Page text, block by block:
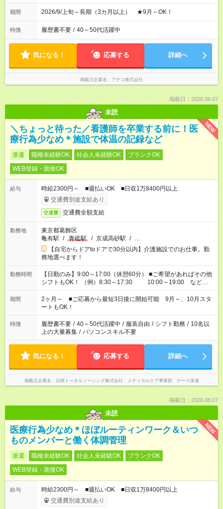
期間 2026/9/上旬～長期（3カ月以上） ★9月～OK！
特徴 履歴書不要 / 40～50代活躍中
気になる！ 応募する 詳細へ
掲載元企業名 アデコ株式会社
掲載日：2026.08.07
未読
NEW
＼ちょっと待った／看護師を卒業する前に！医
療行為少なめ＊施設で体温の記録など
派遣 職種未経験OK 社会人未経験OK
ブランクOK
WEB登録・面接OK
給与
時給2300円～ ■週払いOK ■日収1万8400円以上
交通費別途支給あり
交通費 交通費全額支給
勤務地
東京都葛飾区
亀有駅 / 青砥駅 / 京成高砂駅 / …
【自宅からドアtoドアで30分以内】介護施設でのお仕事。勤
務地選べます！
勤務時間
【日勤のみ】9:00～17:00（休憩60分） ■ご希望があればその他
シフトもOK！ （例）8:30～17:30 10:00～19:00 など
「家族とお休みを合わせたい」 「できれば残業はしたくない」
など、あなたのご希望に沿ったお仕事をご紹介します！ ※Wワ
ーク希望の方へ 今ご覧のお仕事で希望する勤務時間と、もう1つ
のお仕事の勤務時間。 合計で週40時間を超える場合は応募でき
ません
期間
2ヶ月～ ■ご応募から最短3日後に開始可能 9月～、10月スタ
ートもOK！
特徴 履歴書不要 / 40～50代活躍中 / 服装自由 / シフト勤務 / 10名以
上の大量募集 / パソコンスキル不要
気になる！ 応募する 詳細へ
掲載元企業名 日研トータルソーシング株式会社 メディカルケア事業部 ナース派遣
掲載日：2026.08.07
未読
NEW
医療行為少なめ＊ほぼルーティンワーク＆いつ
ものメンバーと働く体調管理
派遣 職種未経験OK 社会人未経験OK
ブランクOK
WEB登録・面接OK
給与
時給2300円～ ■週払いOK ■日収1万8400円以上
交通費別途支給あり